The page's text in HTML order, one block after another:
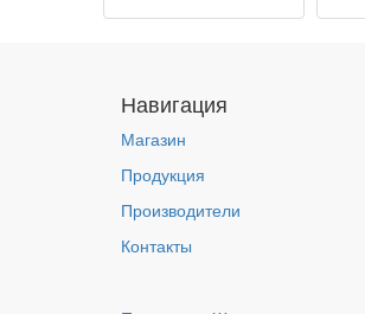
Навигация
Магазин
Продукция
Производители
Контакты